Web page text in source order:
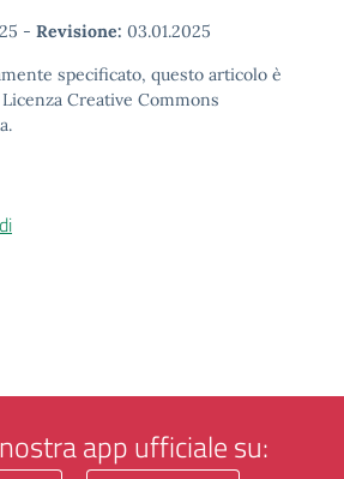
- Revisione: 03.01.2025
specificato, questo articolo è
Creative Commons
app ufficiale su: